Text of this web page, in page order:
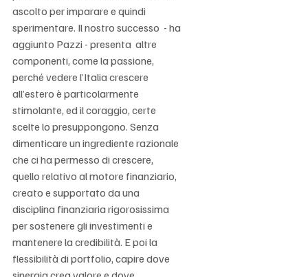
ascolto per imparare e quindi
sperimentare. Il nostro successo  - ha
aggiunto Pazzi - presenta  altre
componenti, come la passione,
perché vedere l’Italia crescere
all’estero è particolarmente
stimolante, ed il coraggio, certe
scelte lo presuppongono. Senza
dimenticare un ingrediente razionale
che ci ha permesso di crescere,
quello relativo al motore finanziario,
creato e supportato da una
disciplina finanziaria rigorosissima
per sostenere gli investimenti e
mantenere la credibilità. E poi la
flessibilità di portfolio, capire dove